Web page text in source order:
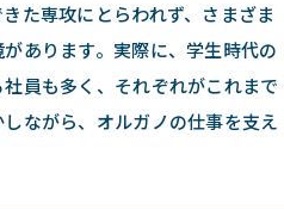
た専攻にとらわれず、さまざま
あります。実際に、学生時代の
員も多く、それぞれがこれまで
ながら、オルガノの仕事を支え